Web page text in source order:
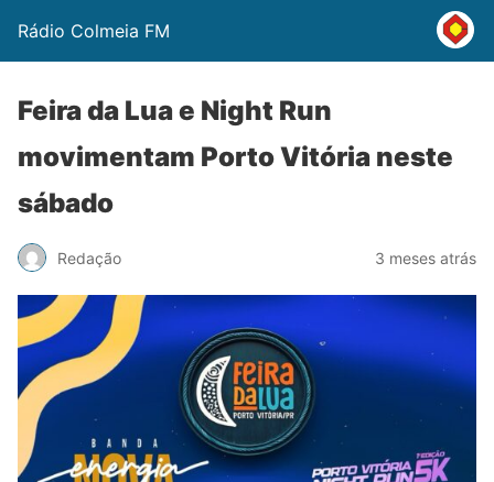
Rádio Colmeia FM
Feira da Lua e Night Run
movimentam Porto Vitória neste
sábado
Redação 3 meses atrás